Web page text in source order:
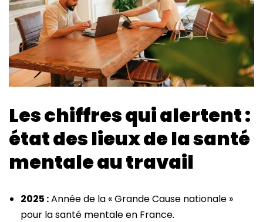
Les chiffres qui alertent :
état des lieux de la santé
mentale au travail
2025 :Année de la « Grande Cause nationale »
pour la santé mentale en France.